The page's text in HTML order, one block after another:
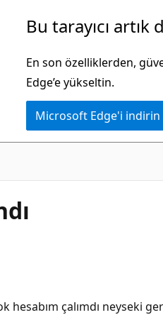
Bu tarayıcı
En son özelliklerden,
Edge’e yükseltin.
Microsoft Edge'i indirin
hesabım çalımdı neyseki